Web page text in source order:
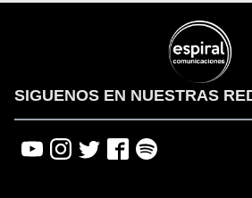
SIGUENOS EN NUESTRAS